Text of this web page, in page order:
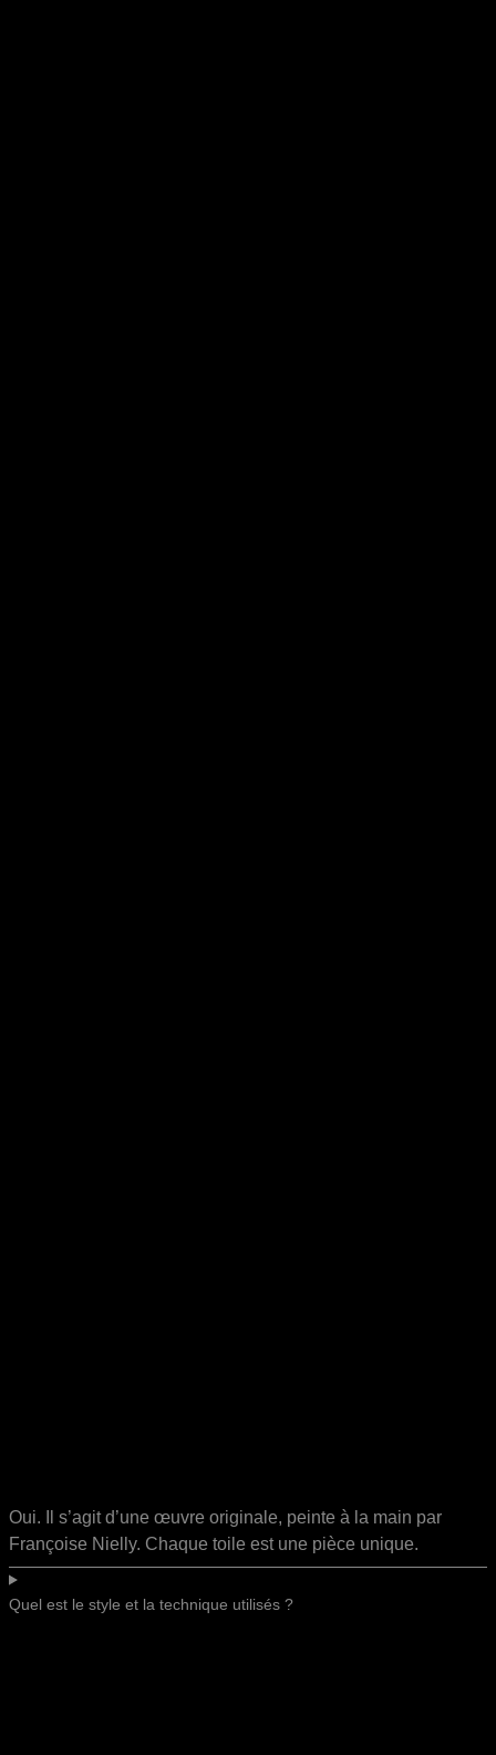
Oui. Il s’agit d’une œuvre originale, peinte à la main par
Françoise Nielly. Chaque toile est une pièce unique.
Quel est le style et la technique utilisés ?